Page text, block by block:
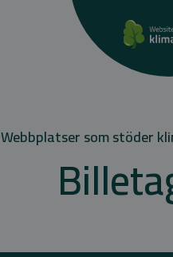
Webbplatser som stöder